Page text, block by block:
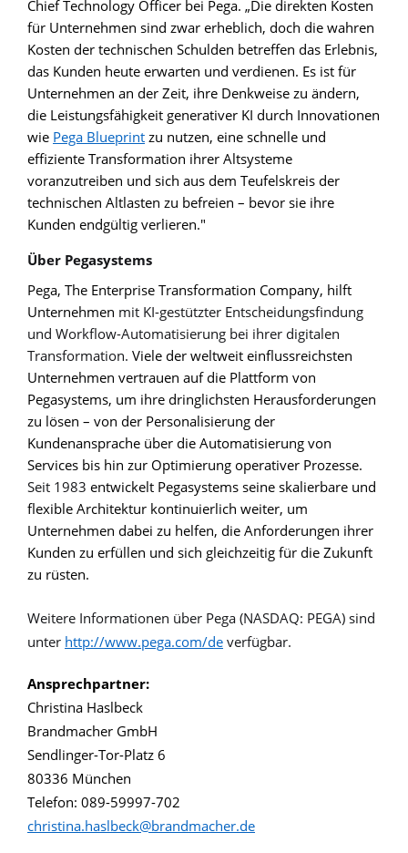
Chief Technology Officer bei Pega. „Die direkten Kosten
für Unternehmen sind zwar erheblich, doch die wahren
Kosten der technischen Schulden betreffen das Erlebnis,
das Kunden heute erwarten und verdienen. Es ist für
Unternehmen an der Zeit, ihre Denkweise zu ändern,
die Leistungsfähigkeit generativer KI durch Innovationen
wie Pega Blueprint zu nutzen, eine schnelle und
effiziente Transformation ihrer Altsysteme
voranzutreiben und sich aus dem Teufelskreis der
technischen Altlasten zu befreien – bevor sie ihre
Kunden endgültig verlieren."
Über Pegasystems
Pega, The Enterprise Transformation Company, hilft
Unternehmen mit KI-gestützter Entscheidungsfindung
und Workflow-Automatisierung bei ihrer digitalen
Transformation. Viele der weltweit einflussreichsten
Unternehmen vertrauen auf die Plattform von
Pegasystems, um ihre dringlichsten Herausforderungen
zu lösen – von der Personalisierung der
Kundenansprache über die Automatisierung von
Services bis hin zur Optimierung operativer Prozesse.
Seit 1983 entwickelt Pegasystems seine skalierbare und
flexible Architektur kontinuierlich weiter, um
Unternehmen dabei zu helfen, die Anforderungen ihrer
Kunden zu erfüllen und sich gleichzeitig für die Zukunft
zu rüsten.
Weitere Informationen über Pega (NASDAQ: PEGA) sind
unter http://www.pega.com/de verfügbar.
Ansprechpartner:
Christina Haslbeck
Brandmacher GmbH
Sendlinger-Tor-Platz 6
80336 München
Telefon: 089-59997-702
christina.haslbeck@brandmacher.de